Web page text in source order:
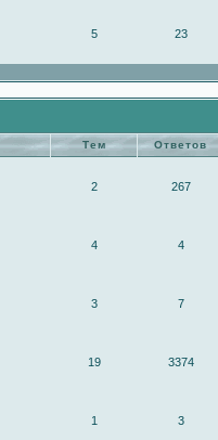
5 23
Тем Ответов
2 267
4 4
3 7
19 3374
1 3